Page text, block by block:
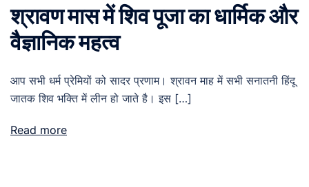
श्रावण मास में शिव पूजा का धार्मिक और
वैज्ञानिक महत्व
आप सभी धर्म प्रेमियों को सादर प्रणाम। श्रावन माह में सभी सनातनी हिंदू
जातक शिव भक्ति में लीन हो जाते है। इस […]
Read more